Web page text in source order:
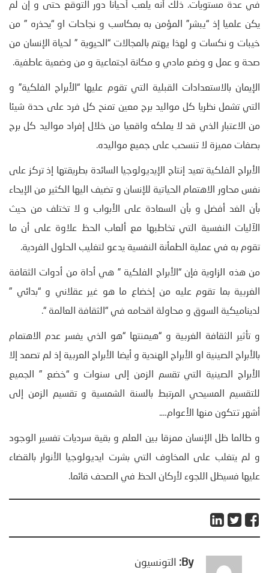
في عدة مستويات. ذلك أنه يلعب أحيانا دور التوقع حتى و إن لم
يكن علميا إذ “يبشر” المؤمن به بمكاسب و نجاحات او “يحذره ” من
خيبات و نكسات و لهذا يهتم بالمجالات “الحيوية ” لحياة الإنسان من
صحة و عمل و وضع مادي و مكانة اجتماعية و من وضعية عاطفية.
الإيمان بالاستعدادات القبلية التي تقوم عليها “الأبراج الفلكية” و
التي تشمل نظريا كل مواليد برج معين تمنح كل فرد على حدة شيئا
من الاعتبار الذي قد لا يملكه واقعيا من خلال إفراد مواليد كل برج
بصفات مميزة لا تنسحب على جميع مواليده.
الأبراج الفلكية تعيد إنتاج الإيديولوجيا السائدة بطريقتها إذ تركز على
نفس محاور الاهتمام الحياتية للإنسان و تضيف اليها الكثير من الإيحاء
بأن الغد أفضل و بأن السعادة على الأبواب و لا تختلف من حيث
الآليات النفسية التي تخاطبها مع ألعاب الحظ علاوة على أن ما
تقوم به في عملية الطمأنة النفسية يدعو لتغليب الحلول الفردية.
من هذه الزاوية فإن “الأبراج الفلكية ” هي أداة من أدوات الثقافة
الغربية بما تقوم عليه من إخضاع ما هو غير عقلاني و “بدائي ”
لديناميكية السوق و محاولة اقحامه في “الثقافة العالمة “.
و تأثير الثقافة الغربية و “هيمنتها “هو الذي يفسر عدم الاهتمام
بالأبراج الصينية او الأبراج الهندية و أيضا الأبراج العربية إذ لم تصمد إلا
الأبراج الصينية التي تقسم الزمن إلى سنوات و “خضع ” الجميع
للتقسيم المسيحي المرتبط بالسنة الشمسية و تقسيم الزمن إلى
أشهر تتكون منها الأعوام….
و طالما ظل الإنسان ممزقا بين العلم و بقية سرديات تفسير الوجود
و لم يتغلب على المخاوف التي بشرت ايديولوجيا الأنوار بالقضاء
عليها فسيظل اللجوء لأركان الحظ في الصحف قائما.
By: التونسيون